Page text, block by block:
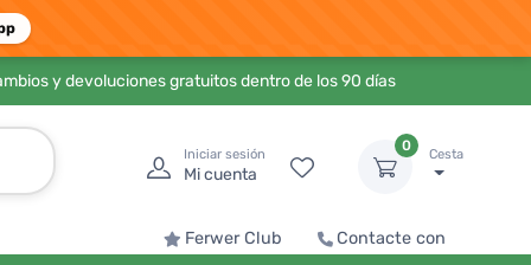
y devoluciones gratuitos dentro de los 90 días
Iniciar sesión
Mi cuenta
0
Cesta
Ferwer Club Contacte con